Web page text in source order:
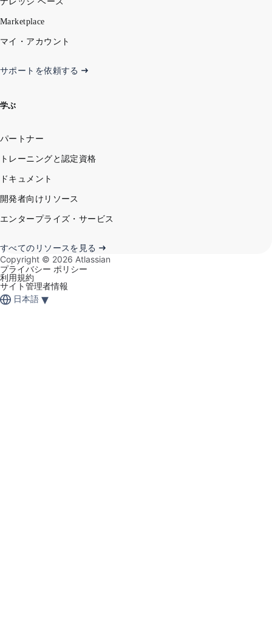
Marketplace
マイ・アカウント
サポートを依頼する
学ぶ
パートナー
トレーニングと認定資格
ドキュメント
開発者向けリソース
エンタープライズ・サービス
すべてのリソースを見る
Copyright © 2026 Atlassian
プライバシー ポリシー
利用規約
サイト管理者情報
日本語 ▾